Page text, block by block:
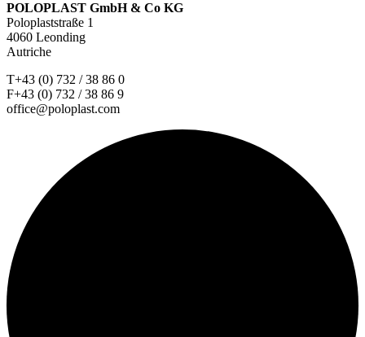
POLOPLAST GmbH & Co KG
Poloplaststraße 1
4060 Leonding
Autriche
T+43 (0) 732 / 38 86 0
F+43 (0) 732 / 38 86 9
office@poloplast.com